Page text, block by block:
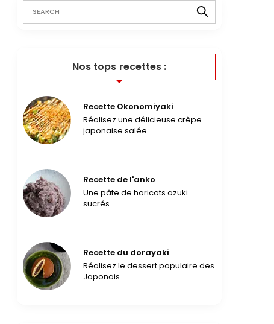
Nos tops recettes :
Recette Okonomiyaki
Réalisez une délicieuse crêpe
japonaise salée
Recette de l'anko
Une pâte de haricots azuki
sucrés
Recette du dorayaki
Réalisez le dessert populaire des
Japonais